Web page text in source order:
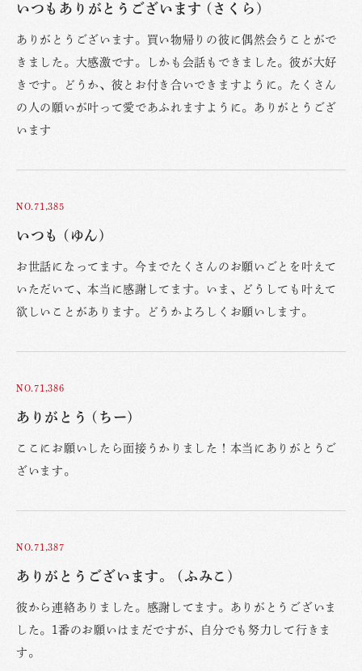
いつもありがとうございます (さくら)
ありがとうございます。買い物帰りの彼に偶然会うことがで
きました。大感激です。しかも会話もできました。彼が大好
きです。どうか、彼とお付き合いできますように。たくさん
の人の願いが叶って愛であふれますように。ありがとうござ
います
NO.71,385
いつも (ゆん)
お世話になってます。今までたくさんのお願いごとを叶えて
いただいて、本当に感謝してます。いま、どうしても叶えて
欲しいことがあります。どうかよろしくお願いします。
NO.71,386
ありがとう (ちー)
ここにお願いしたら面接うかりました！本当にありがとうご
ざいます。
NO.71,387
ありがとうございます。 (ふみこ)
彼から連絡ありました。感謝してます。ありがとうございま
した。1番のお願いはまだですが、自分でも努力して行きま
す。